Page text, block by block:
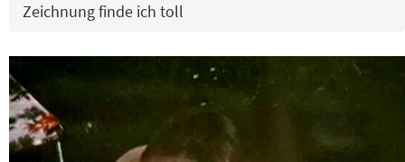
Zeichnung finde ich toll